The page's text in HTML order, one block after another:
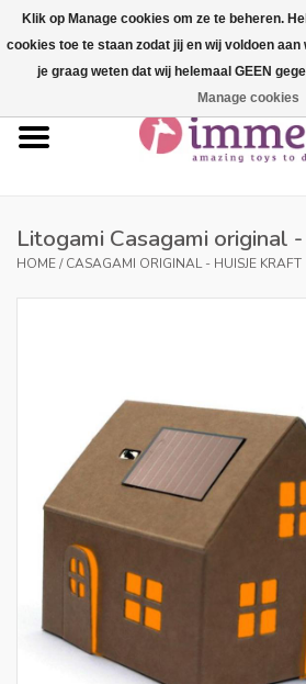
NIEUW in ons assortiment!
Onze merken
Merken
Litogami Casagami original
HOME/CASAGAMI ORIGINAL - HUISJE KRAFT
Klik op Manage cookies om ze te beheren.
cookies toe te staan zodat jij en wij voldoen
je graag weten dat wij helemaal GEEN
Manage cookies